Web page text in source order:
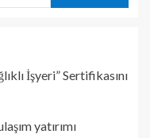
İşyeri” Sertifikasını
yatırımı